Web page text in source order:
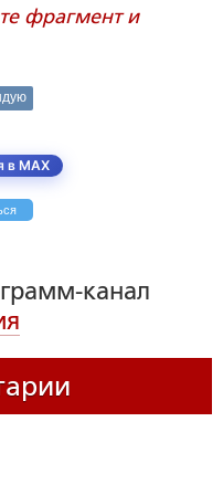
фрагмент и
в MAX
канал